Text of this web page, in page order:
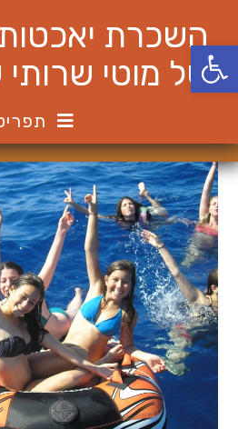
פתח סרגל נגישות
contentהשכרת
של מוטי שרותי